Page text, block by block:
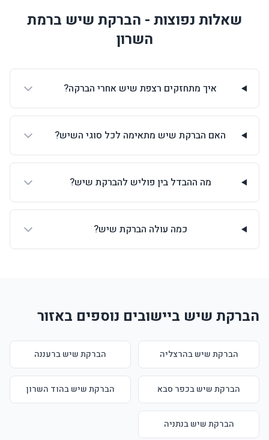
שאלות נפוצות - הברקת שיש ברמת
השרון
איך מתחזקים רצפת שיש אחרי הברקה?
האם הברקת שיש מתאימה לכל סוגי השיש?
מה ההבדל בין פוליש להברקת שיש?
כמה עולה הברקת שיש?
הברקת שיש ביישובים נוספים באזור
הברקת שיש בהרצליה הברקת שיש ברעננה
הברקת שיש בכפר סבא הברקת שיש בהוד השרון
הברקת שיש בנתניה